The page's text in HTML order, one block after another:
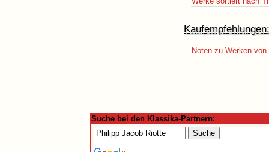
Kaufempfehlungen:
Noten zu Werken
Suche bei den Klassika-Partnern: